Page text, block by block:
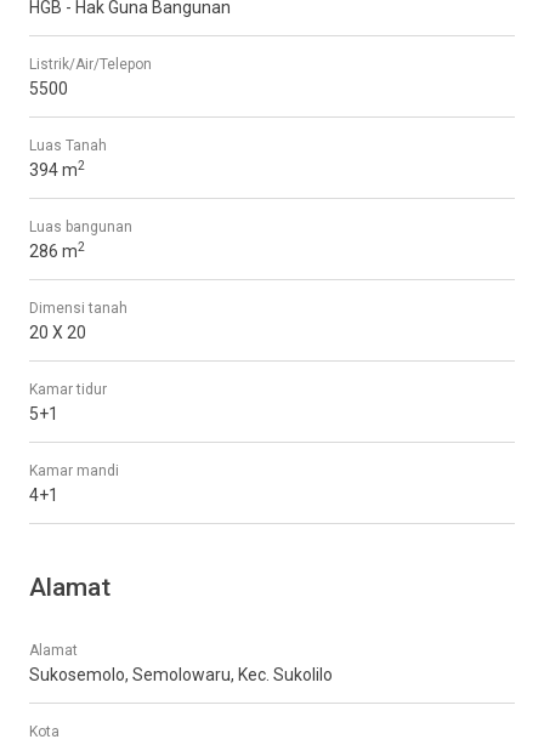
HGB - Hak Guna Bangunan
Listrik/Air/Telepon
5500
Luas Tanah
394 m2
Luas bangunan
286 m2
Dimensi tanah
20 X 20
Kamar tidur
5+1
Kamar mandi
4+1
Alamat
Alamat
Sukosemolo, Semolowaru, Kec. Sukolilo
Kota